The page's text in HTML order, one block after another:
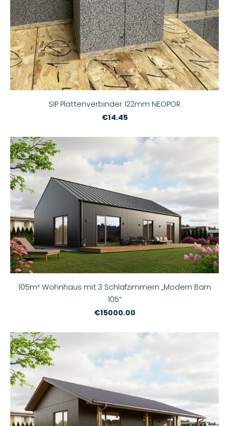
SIP Plattenverbinder 122mm NEOPOR
€14.45
105m² Wohnhaus mit 3 Schlafzimmern „Modern Barn
105“
€15000.00